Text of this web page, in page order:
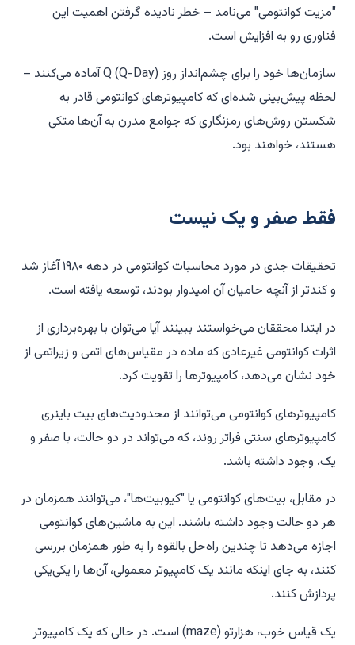
"مزیت کوانتومی" می‌نامد – خطر نادیده گرفتن اهمیت این
فناوری رو به افزایش است.
سازمان‌ها خود را برای چشم‌انداز روز Q (Q-Day) آماده می‌کنند –
لحظه پیش‌بینی شده‌ای که کامپیوترهای کوانتومی قادر به
شکستن روش‌های رمزنگاری که جوامع مدرن به آن‌ها متکی
هستند، خواهند بود.
فقط صفر و یک نیست
تحقیقات جدی در مورد محاسبات کوانتومی در دهه ۱۹۸۰ آغاز شد
و کندتر از آنچه حامیان آن امیدوار بودند، توسعه یافته است.
در ابتدا محققان می‌خواستند ببینند آیا می‌توان با بهره‌برداری از
اثرات کوانتومی غیرعادی که ماده در مقیاس‌های اتمی و زیراتمی از
خود نشان می‌دهد، کامپیوترها را تقویت کرد.
کامپیوترهای کوانتومی می‌توانند از محدودیت‌های بیت باینری
کامپیوترهای سنتی فراتر روند، که می‌تواند در دو حالت، با صفر و
یک، وجود داشته باشد.
در مقابل، بیت‌های کوانتومی یا "کیوبیت‌ها"، می‌توانند همزمان در
هر دو حالت وجود داشته باشند. این به ماشین‌های کوانتومی
اجازه می‌دهد تا چندین راه‌حل بالقوه را به طور همزمان بررسی
کنند، به جای اینکه مانند یک کامپیوتر معمولی، آن‌ها را یکی‌یکی
پردازش کنند.
یک قیاس خوب، هزارتو (maze) است. در حالی که یک کامپیوتر